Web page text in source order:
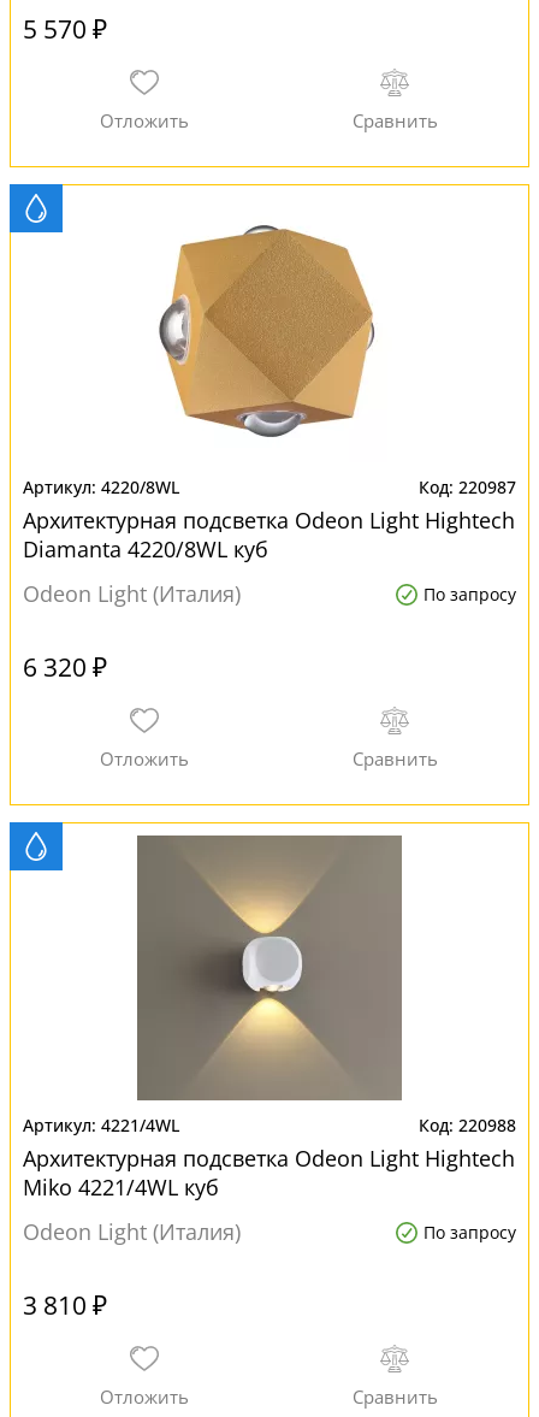
5 570 ₽
4220/8WL 220987
Архитектурная подсветка Odeon Light Hightech
Diamanta 4220/8WL куб
Odeon Light (Италия)
По запросу
6 320 ₽
4221/4WL 220988
Архитектурная подсветка Odeon Light Hightech
Miko 4221/4WL куб
Odeon Light (Италия)
По запросу
3 810 ₽